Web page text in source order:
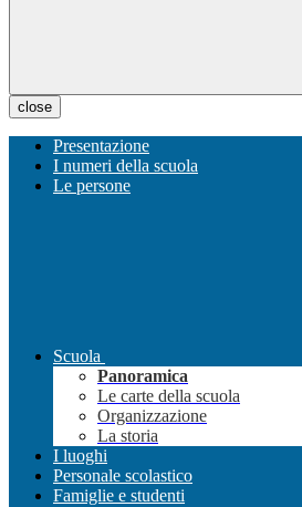
close
Presentazione
I numeri della scuola
Le persone
Scuola
Panoramica
Le carte della scuola
Organizzazione
La storia
I luoghi
Personale scolastico
Famiglie e studenti